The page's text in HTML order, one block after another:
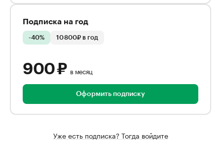
Подписка на год
-40% 10 800₽ в год
900 ₽ в месяц
Оформить подписку
Уже есть подписка? Тогда войдите